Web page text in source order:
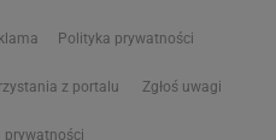
Polityka prywatności
z portalu Zgłoś uwagi
prywatności